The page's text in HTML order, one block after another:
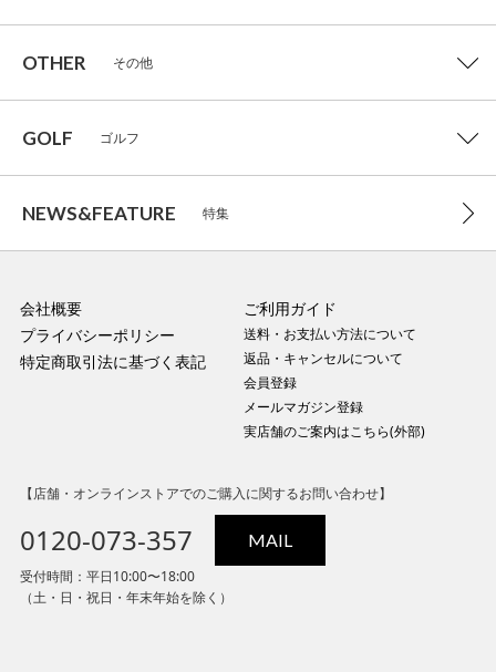
OTHER その他
GOLF ゴルフ
NEWS&FEATURE 特集
会社概要
プライバシーポリシー
特定商取引法に基づく表記
ご利用ガイド
送料・お支払い方法について
返品・キャンセルについて
会員登録
メールマガジン登録
実店舗のご案内はこちら(外部)
【店舗・オンラインストアでのご購入に関するお問い合わせ】
0120-073-357 MAIL
受付時間：平日10:00〜18:00
（土・日・祝日・年末年始を除く）